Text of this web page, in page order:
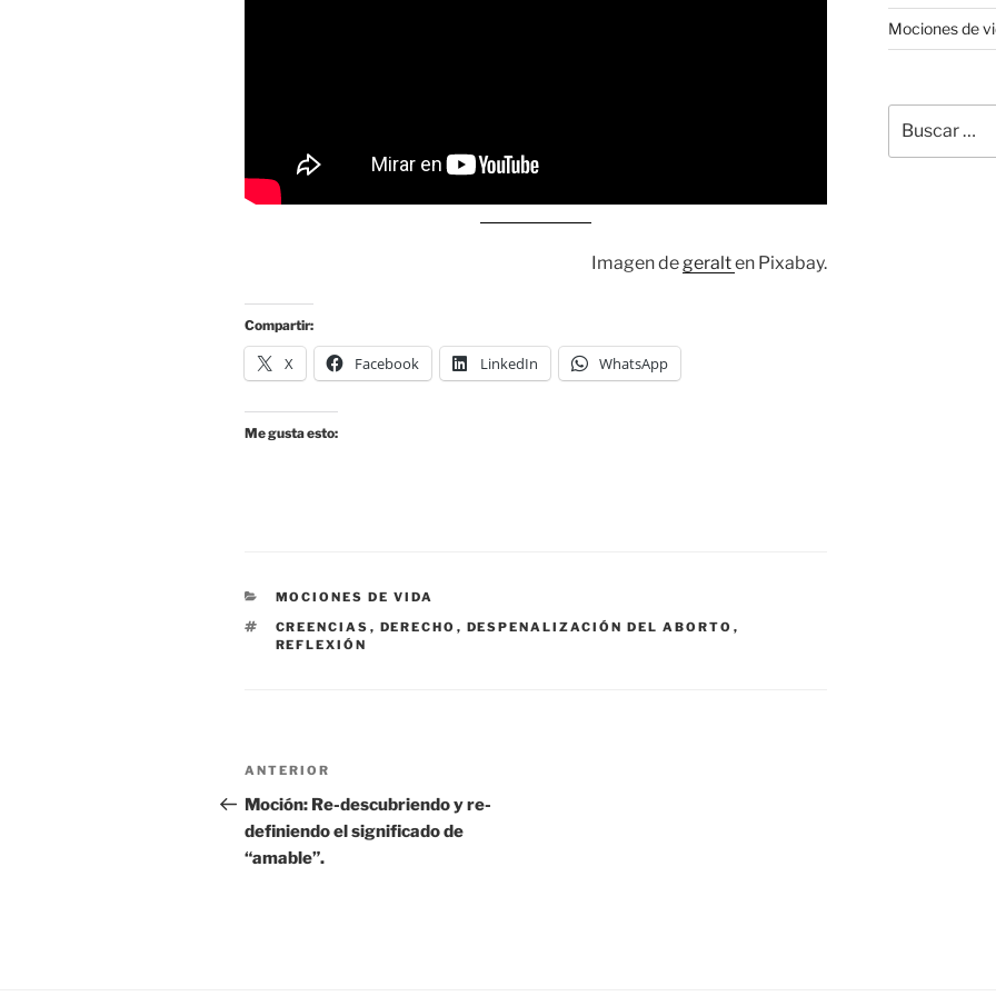
Imagen degeralten Pixabay.
Compartir:
X Facebook LinkedIn WhatsApp
Me gusta esto:
CATEGORÍAS
MOCIONES DE VIDA
ETIQUETAS
CREENCIAS , DERECHO , DESPENALIZACIÓN DEL ABORTO ,
REFLEXIÓN
Navegación
de
entradas
Entrada
anterior:
ANTERIOR
Moción: Re-descubriendo y re-
definiendo el significado de
“amable”.
Mociones de
por: